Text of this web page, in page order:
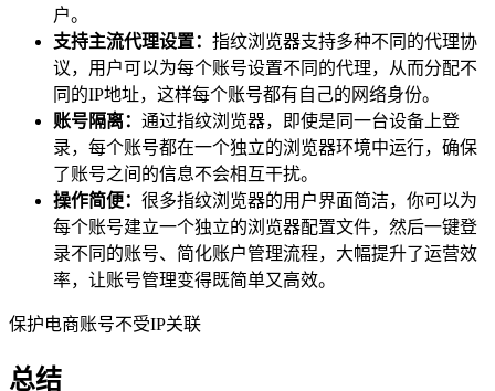
户。
支持主流代理设置： 指纹浏览器支持多种不同的代理协
议，用户可以为每个账号设置不同的代理，从而分配不
同的IP地址，这样每个账号都有自己的网络身份。
账号隔离： 通过指纹浏览器，即使是同一台设备上登
录，每个账号都在一个独立的浏览器环境中运行，确保
了账号之间的信息不会相互干扰。
操作简便： 很多指纹浏览器的用户界面简洁，你可以为
每个账号建立一个独立的浏览器配置文件，然后一键登
录不同的账号、简化账户管理流程，大幅提升了运营效
率，让账号管理变得既简单又高效。
保护电商账号不受IP关联
总结